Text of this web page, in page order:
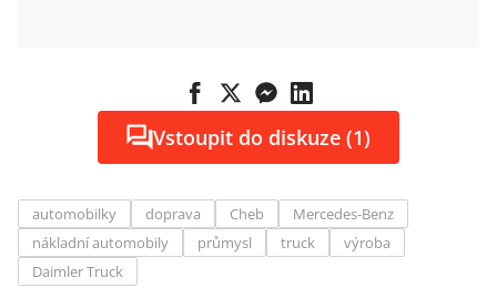
Vstoupit do diskuze (1)
automobilky doprava Cheb
Mercedes-Benz
nákladní automobily
průmysl truck
výroba
Daimler Truck